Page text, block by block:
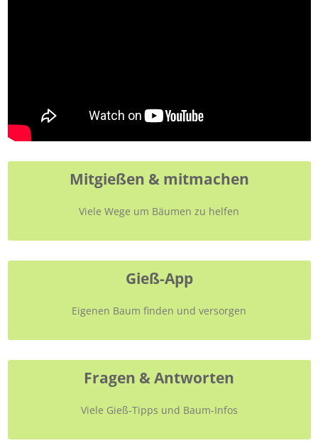
Mitgießen & mitmachen
Viele Wege um Bäumen zu helfen
Gieß-App
Eigenen Baum finden und versorgen
Fragen & Antworten
Viele Gieß-Tipps und Baum-Infos